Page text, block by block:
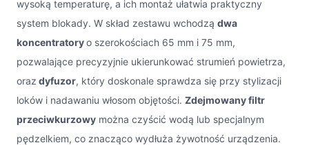
wysoką temperaturę, a ich montaż ułatwia praktyczny
system blokady. W skład zestawu wchodzą dwa
koncentratoryo szerokościach 65 mm i 75 mm,
pozwalające precyzyjnie ukierunkować strumień powietrza,
oraz dyfuzor, który doskonale sprawdza się przy stylizacji
loków i nadawaniu włosom objętości. Zdejmowany filtr
przeciwkurzowy można czyścić wodą lub specjalnym
pędzelkiem, co znacząco wydłuża żywotność urządzenia.